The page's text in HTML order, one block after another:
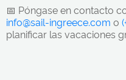
📅 Póngase en contacto
info@sail-ingreece.com o
planificar las vacaciones